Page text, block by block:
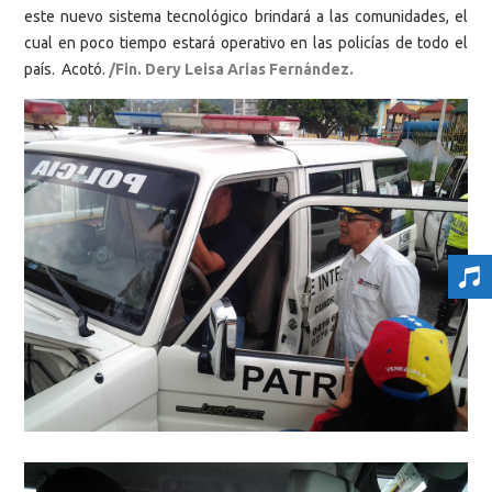
este nuevo sistema tecnológico brindará a las comunidades, el
cual en poco tiempo estará operativo en las policías de todo el
país. Acotó. /Fin. Dery Leisa Arias Fernández.